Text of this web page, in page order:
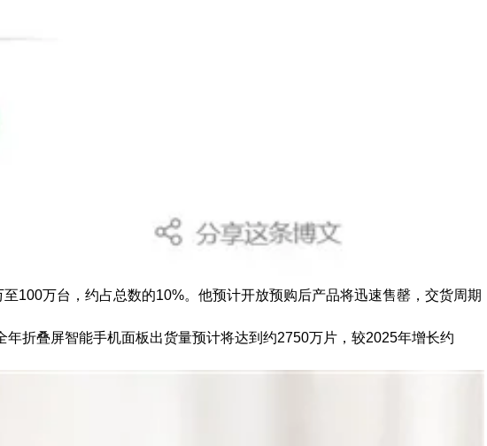
100万台，约占总数的10%。他预计开放预购后产品将迅速售罄，交货周期
折叠屏智能手机面板出货量预计将达到约2750万片，较2025年增长约